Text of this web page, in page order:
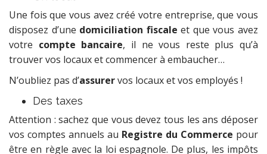
Une fois que vous avez créé votre entreprise, que vous
disposez d’une domiciliation fiscale et que vous avez
votre compte bancaire, il ne vous reste plus qu’à
trouver vos locaux et commencer à embaucher…
N’oubliez pas d’assurervos locaux et vos employés !
Des taxes
Attention : sachez que vous devez tous les ans déposer
vos comptes annuels au Registre du Commerce pour
être en règle avec la loi espagnole. De plus, les impôts